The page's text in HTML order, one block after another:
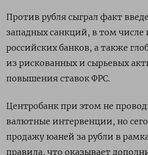
Против рубля сыграл факт
западных санкций, в том
российских банков, а также
из рискованных и сырьевых
повышения ставок ФРС.
Центробанк при этом не
валютные интервенции, но
продажу юаней за рубли в
правила, что оказывает